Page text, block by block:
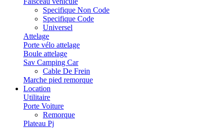
Specifique Non Code
Specifique Code
Universel
Attelage
Porte vélo attelage
Boule attelage
Sav Camping Car
Cable De Frein
Marche pied remorque
Location
Utilitaire
Porte Voiture
Remorque
Plateau Pj